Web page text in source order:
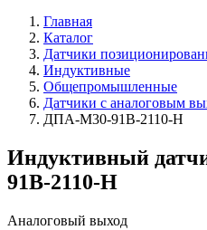
Главная
Каталог
Датчики
Индуктивные
Общепромышленные
Датчики с аналоговым
ДПА-М30-91В-2110-Н
Индуктивный
91В-2110-Н
Аналоговый выход